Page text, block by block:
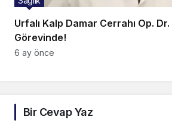
Urfalı Kalp Damar Cerrahı Op.
Görevinde!
6 ay önce
Bir Cevap Yaz